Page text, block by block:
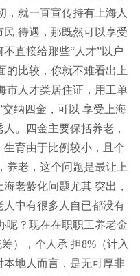
，就一直宣传持有上海人
待遇，那既然可以享受
直接给那些“人才”以户
的比较，你就不难看出上
市人才类居住证，用工单
纳四金，可以 享受上海
。四金主要保括养老，
育由于比例较小，且个
养老，这个问题是最让上
老龄化问题尤其 突出，
中有很多人自已都没有
呢？现在在职职工养老金
），个人承 担8%（计入
地人而言，是无可厚非